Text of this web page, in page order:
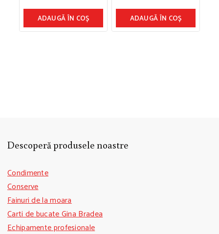
ADAUGĂ ÎN COȘ ADAUGĂ ÎN COȘ
Descoperă produsele noastre
Condimente
Conserve
Fainuri de la moara
Carti de bucate Gina Bradea
Echipamente profesionale